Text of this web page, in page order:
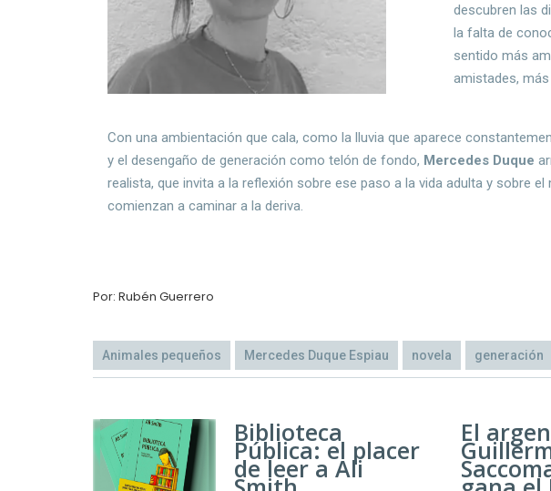
descubren las
la falta de
sentido más
amistades,
Con una ambientación que cala, como la lluvia que aparece
y el desengaño de generación como telón de fondo, Mercedes Duque
realista, que invita a la reflexión sobre ese paso a la vida adulta y sobre
comienzan a caminar a la deriva.
Por: Rubén Guerrero
Animales pequeños Mercedes Duque Espiau novela generación
Biblioteca
Pública: el placer
de leer a Ali
El